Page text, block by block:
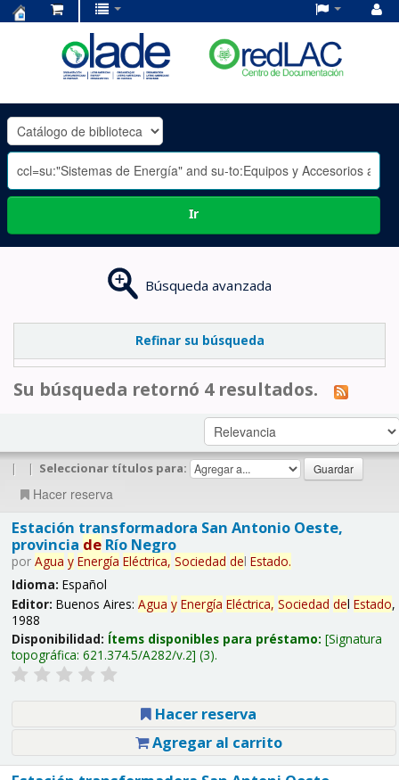
OLADE
-
Ir
Búsqueda avanzada
Refinar su búsqueda
Su búsqueda retornó 4 resultados.
| | Seleccionar títulos para:
Hacer reserva
Estación transformadora San Antonio Oeste,
provincia deRío Negro
por Agua y Energía Eléctrica, Sociedad del Estado.
Idioma: Español
Editor: Buenos Aires: Agua y Energía Eléctrica, Sociedad del Estado,
1988
Disponibilidad: Ítems disponibles para préstamo: Signatura
topográfica: 621.374.5/A282/v.2 (3).
Hacer reserva
Agregar al carrito